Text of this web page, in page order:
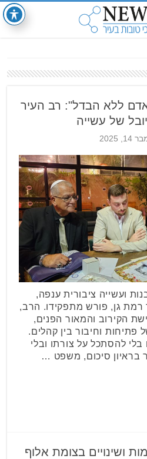
ללא הבדל": רב העיר
של עשייה
2025
שנות רבנות ועשייה ציבורית ענפה,
רמת גן, פורש מתפקידו. הרב,
הקירוב והמאור הפנים,
וחיבור בין קהלים.
להסתכל על צורתו ובלי
בראיון סיכום, משפט …
ושינויים בצומת אלוף